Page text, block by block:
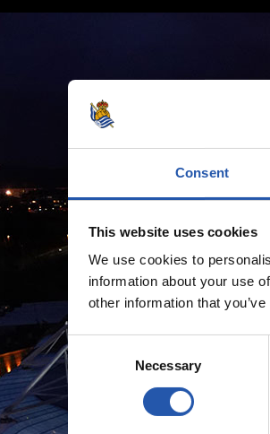
Consent
This website uses cookies
We use cookies to
information about your use
other information that
Consent
Selection
Necessary